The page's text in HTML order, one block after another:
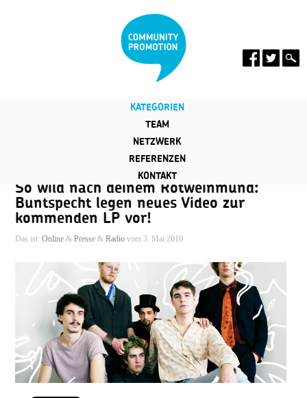
KATEGORIEN
TEAM
NETZWERK
REFERENZEN
KONTAKT
So wild nach deinem Rotweinmund:
Buntspecht legen neues Video zur
kommenden LP vor!
Das ist: Online& Presse& Radiovom 3. Mai 2019